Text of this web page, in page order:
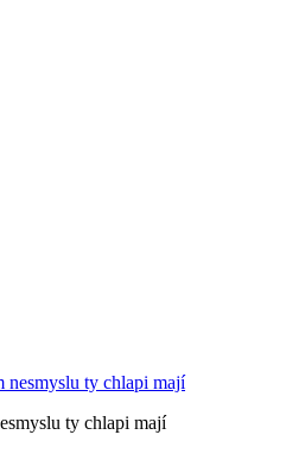
ty chlapi mají